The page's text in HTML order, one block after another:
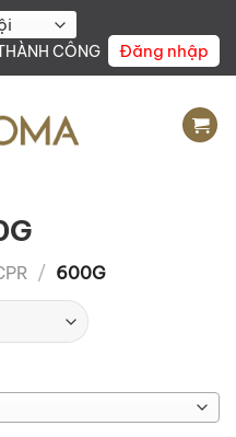
CÔNG
Đăng nhập
/ 600G